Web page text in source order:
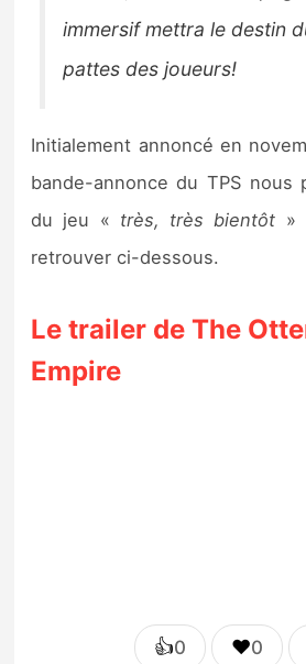
immersif mettra le destin
pattes des joueurs!
Initialement annoncé en
bande-annonce du TPS nous
du jeu « très, très bientôt »
retrouver ci-dessous.
Le trailer de The
Empire
👍0 ❤️0